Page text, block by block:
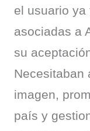
el usuario
asociadas a
su
Necesitaban
imagen,
país y